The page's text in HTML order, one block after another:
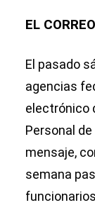
EL
El pasado
agencias
electrónico
Personal
mensaje,
semana